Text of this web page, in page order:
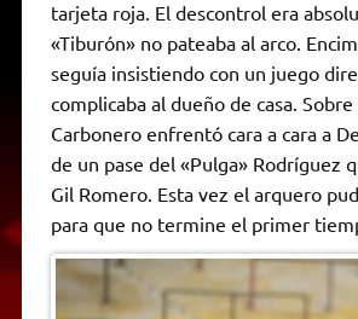
tarjeta roja. El descontrol era
«Tiburón» no pateaba al arco.
seguía insistiendo con un juego
complicaba al dueño de casa.
Carbonero enfrentó cara a cara a
de un pase del «Pulga» Rodríguez
Gil Romero. Esta vez el arquero
para que no termine el primer